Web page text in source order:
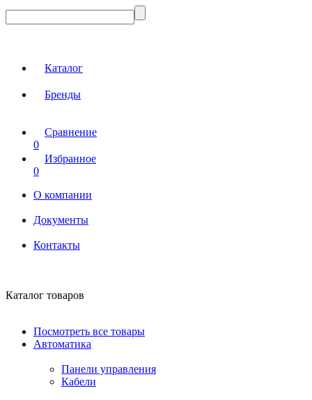
Каталог
Бренды
Сравнение
0
Избранное
0
О компании
Документы
Контакты
Каталог товаров
Посмотреть все товары
Автоматика
Панели управления
Кабели